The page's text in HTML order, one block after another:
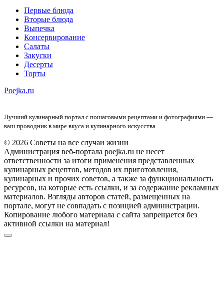
Первые блюда
Вторые блюда
Выпечка
Консервирование
Салаты
Закуски
Десерты
Торты
Poejka.ru
Лучший кулинарный портал с пошаговыми рецептами и фотографиями —
ваш проводник в мире вкуса и кулинарного искусства.
© 2026 Советы на все случаи жизни
Администрация веб-портала poejka.ru не несет
ответственности за итоги применения представленных
кулинарных рецептов, методов их приготовления,
кулинарных и прочих советов, а также за функциональность
ресурсов, на которые есть ссылки, и за содержание рекламных
материалов. Взгляды авторов статей, размещенных на
портале, могут не совпадать с позицией администрации.
Копирование любого материала с сайта запрещается без
активной ссылки на материал!